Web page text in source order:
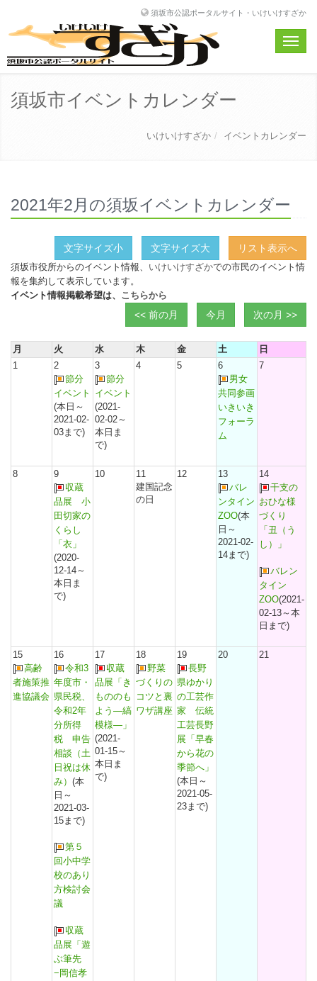
須坂市公認ポータルサイト・いけいけすざか
Toggle
須坂市イベントカレンダー
いけいけすざか イベントカレンダー
2021年2月の須坂イベントカレンダー
文字サイズ小 文字サイズ大 リスト表示へ
須坂市役所からのイベント情報、 いけいけすざかでの市民のイベント情
報を集約して表示しています。
イベント情報掲載希望は、 こちらから
<< 前の月 今月 次の月 >>
月 火 水 木 金 土
日
1
2
節分
イベント
(本日～
2021-02-
03まで)
3
節分
イベント
(2021-
02-02～
本日ま
で)
4 5
6
男女
共同参画
いきいき
フォーラ
ム
7
8
9
収蔵
品展 小
田切家の
くらし
「衣」
(2020-
12-14～
本日ま
で)
10
11
建国記念
の日
12
13
バレ
ンタイン
ZOO(本
日～
2021-02-
14まで)
14
干支の
おひな様
づくり
「丑（う
し）」
バレン
タイン
ZOO(2021-
02-13～本
日まで)
15
高齢
者施策推
進協議会
16
令和3
年度市・
県民税、
令和2年
分所得
税 申告
相談（土
日祝は休
み） (本
日～
2021-03-
15まで)
第５
回小中学
校のあり
方検討会
議
収蔵
品展「遊
ぶ筆先
−岡信孝
17
収蔵
品展「き
もののも
よう―縞
模様―」
(2021-
01-15～
本日ま
で)
18
野菜
づくりの
コツと裏
ワザ講座
19
長野
県ゆかり
の工芸作
家 伝統
工芸長野
展「早春
から花の
季節へ」
(本日～
2021-05-
23まで)
20 21